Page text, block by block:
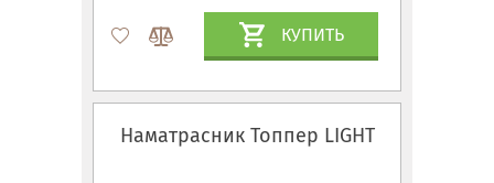
КУПИТЬ
Наматрасник Топпер LIGHT